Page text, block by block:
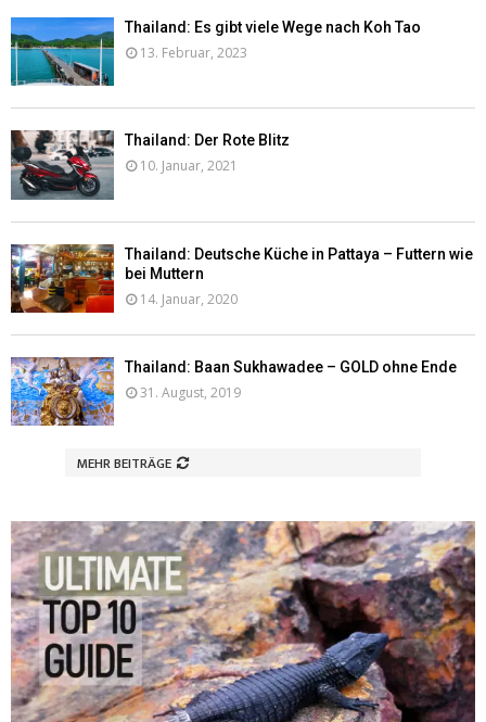
Thailand: Es gibt viele Wege nach Koh Tao
13. Februar, 2023
Thailand: Der Rote Blitz
10. Januar, 2021
Thailand: Deutsche Küche in Pattaya – Futtern wie
bei Muttern
14. Januar, 2020
Thailand: Baan Sukhawadee – GOLD ohne Ende
31. August, 2019
MEHR BEITRÄGE